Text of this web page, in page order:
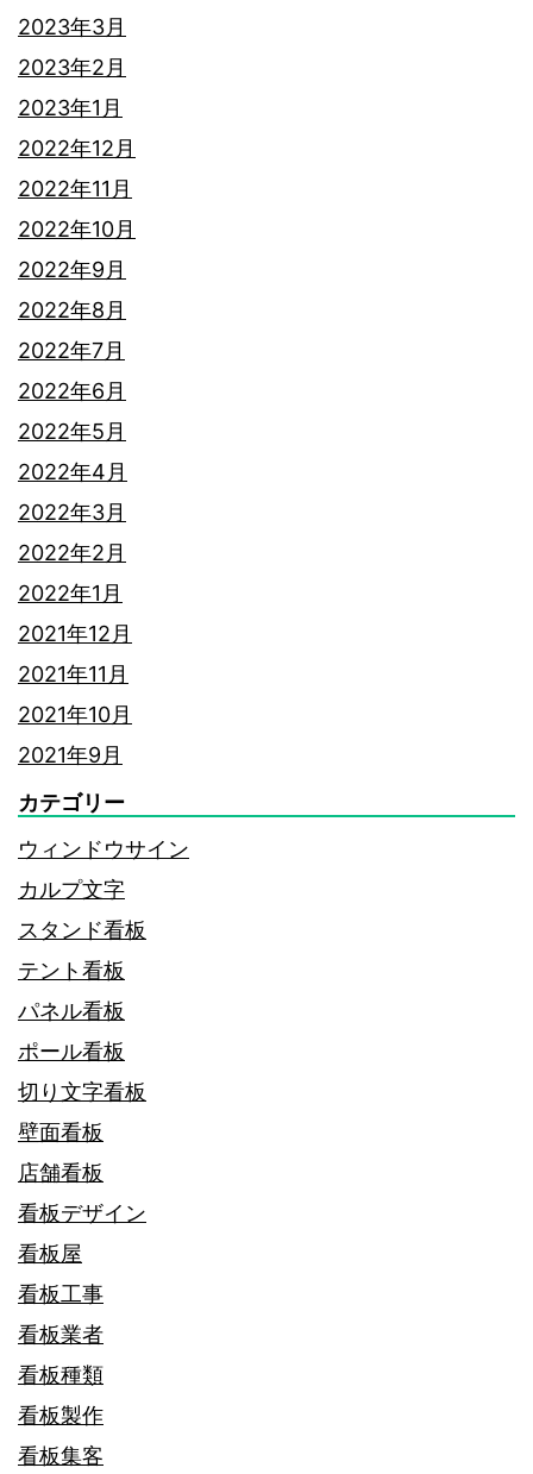
2023年3月
2023年2月
2023年1月
2022年12月
2022年11月
2022年10月
2022年9月
2022年8月
2022年7月
2022年6月
2022年5月
2022年4月
2022年3月
2022年2月
2022年1月
2021年12月
2021年11月
2021年10月
2021年9月
カテゴリー
ウィンドウサイン
カルプ文字
スタンド看板
テント看板
パネル看板
ポール看板
切り文字看板
壁面看板
店舗看板
看板デザイン
看板屋
看板工事
看板業者
看板種類
看板製作
看板集客